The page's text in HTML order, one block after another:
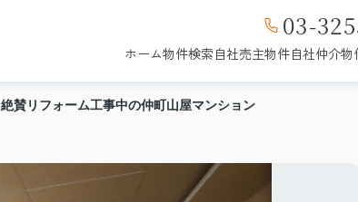
03-
ホーム物件検索 自社売主物件自社仲介物
絶賛リフォーム工事中の仲町山屋マンション